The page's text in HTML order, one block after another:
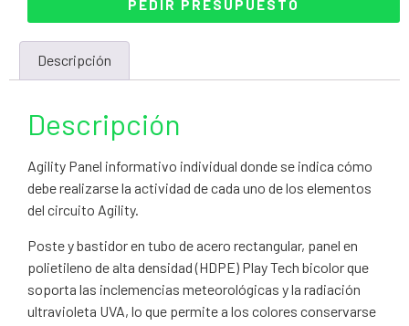
PEDIR PRESUPUESTO
Descripción
Descripción
Agility Panel informativo individual donde se indica cómo
debe realizarse la actividad de cada uno de los elementos
del circuito Agility.
Poste y bastidor en tubo de acero rectangular, panel en
polietileno de alta densidad (HDPE) Play Tech bicolor que
soporta las inclemencias meteorológicas y la radiación
ultravioleta UVA, lo que permite a los colores conservarse